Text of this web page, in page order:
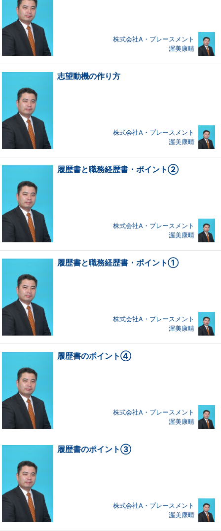
株式会社A・プレースメント
渥美康晴
志望動機の作り方
株式会社A・プレースメント
渥美康晴
履歴書と職務経歴書・ポイント②
株式会社A・プレースメント
渥美康晴
履歴書と職務経歴書・ポイント①
株式会社A・プレースメント
渥美康晴
履歴書のポイント④
株式会社A・プレースメント
渥美康晴
履歴書のポイント③
株式会社A・プレースメント
渥美康晴